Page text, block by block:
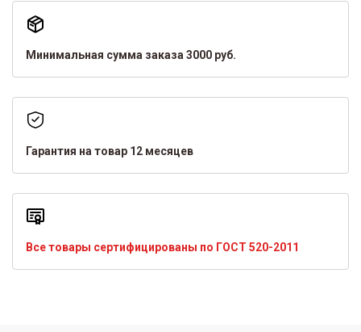
Минимальная сумма заказа 3000 руб.
Гарантия на товар 12 месяцев
Все товары сертифицированы по ГОСТ 520-2011